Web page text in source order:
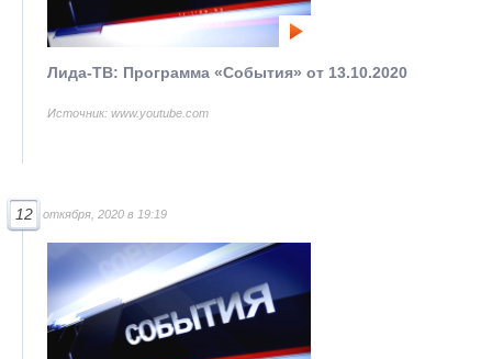
Лида-ТВ: Программа «События» от 13.10.2020
Источник: www.youtube.com
12 откября, 2020 в 19:19